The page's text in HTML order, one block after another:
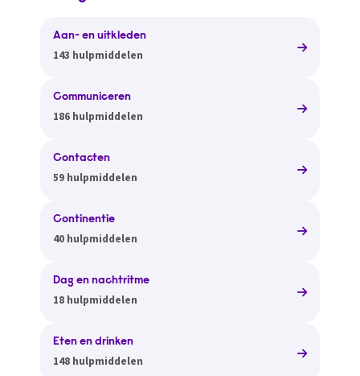
Aan- en uitkleden
143 hulpmiddelen
Communiceren
186 hulpmiddelen
Contacten
59 hulpmiddelen
Continentie
40 hulpmiddelen
Dag en nachtritme
18 hulpmiddelen
Eten en drinken
148 hulpmiddelen